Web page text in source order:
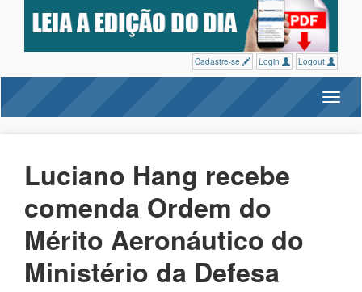
Cadastre-se Login Logout
Luciano Hang recebe
comenda Ordem do
Mérito Aeronáutico do
Ministério da Defesa